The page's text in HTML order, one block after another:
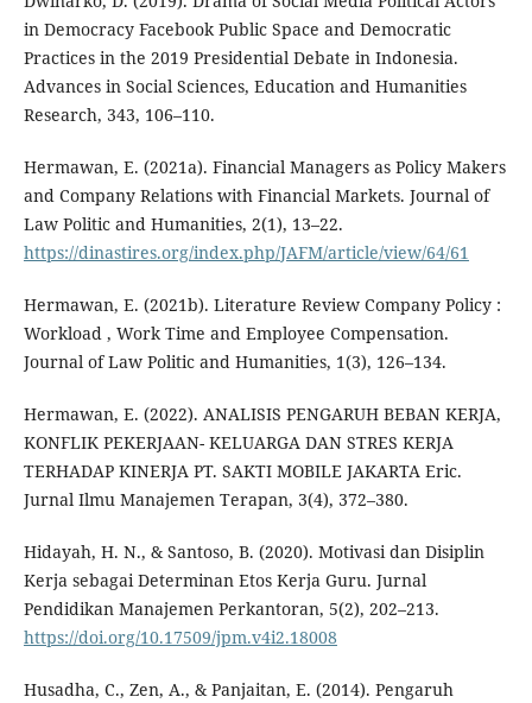
in Democracy Facebook Public Space and Democratic
Practices in the 2019 Presidential Debate in Indonesia.
Advances in Social Sciences, Education and Humanities
Research, 343, 106–110.
Hermawan, E. (2021a). Financial Managers as Policy Makers
and Company Relations with Financial Markets. Journal of
Law Politic and Humanities, 2(1), 13–22.
https://dinastires.org/index.php/JAFM/article/view/64/61
Hermawan, E. (2021b). Literature Review Company Policy :
Workload , Work Time and Employee Compensation.
Journal of Law Politic and Humanities, 1(3), 126–134.
Hermawan, E. (2022). ANALISIS PENGARUH BEBAN KERJA,
KONFLIK PEKERJAAN- KELUARGA DAN STRES KERJA
TERHADAP KINERJA PT. SAKTI MOBILE JAKARTA Eric.
Jurnal Ilmu Manajemen Terapan, 3(4), 372–380.
Hidayah, H. N., & Santoso, B. (2020). Motivasi dan Disiplin
Kerja sebagai Determinan Etos Kerja Guru. Jurnal
Pendidikan Manajemen Perkantoran, 5(2), 202–213.
https://doi.org/10.17509/jpm.v4i2.18008
Husadha, C., Zen, A., & Panjaitan, E. (2014). Pengaruh